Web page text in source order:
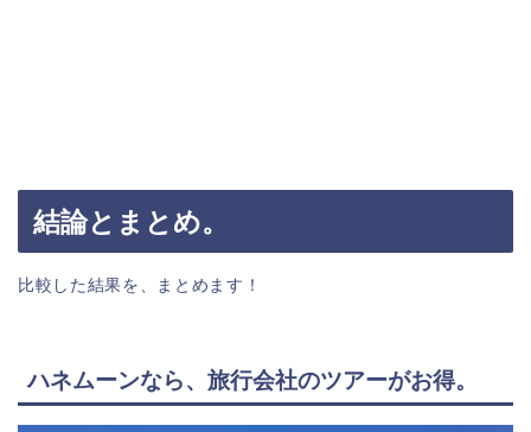
結論とまとめ。
比較した結果を、まとめます！
ハネムーンなら、旅行会社のツアーがお得。